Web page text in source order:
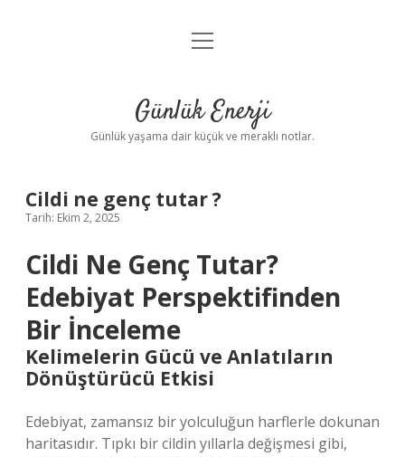
Anasayfa
Yasal Uyarı
menüyü
Günlük Enerji
Günlük yaşama dair küçük ve meraklı notlar.
Cildi ne genç tutar ?
Tarih: Ekim 2, 2025
Cildi Ne Genç Tutar?
Edebiyat Perspektifinden
Bir İnceleme
Kelimelerin Gücü ve Anlatıların
Dönüştürücü Etkisi
Edebiyat, zamansız bir yolculuğun harflerle dokunan
haritasıdır. Tıpkı bir cildin yıllarla değişmesi gibi,